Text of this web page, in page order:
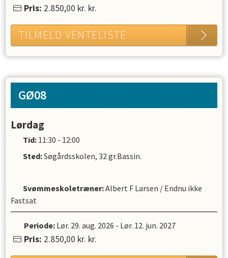
Pris: 2.850,00 kr. kr.
TILMELD VENTELISTE
GØ08
Lørdag
Tid: 11:30 - 12:00
Sted:Søgårdsskolen, 32 gr.Bassin.
Svømmeskoletræner:Albert F Larsen / Endnu ikke
Fastsat
Periode: Lør. 29. aug. 2026 - Lør. 12. jun. 2027
Pris: 2.850,00 kr. kr.